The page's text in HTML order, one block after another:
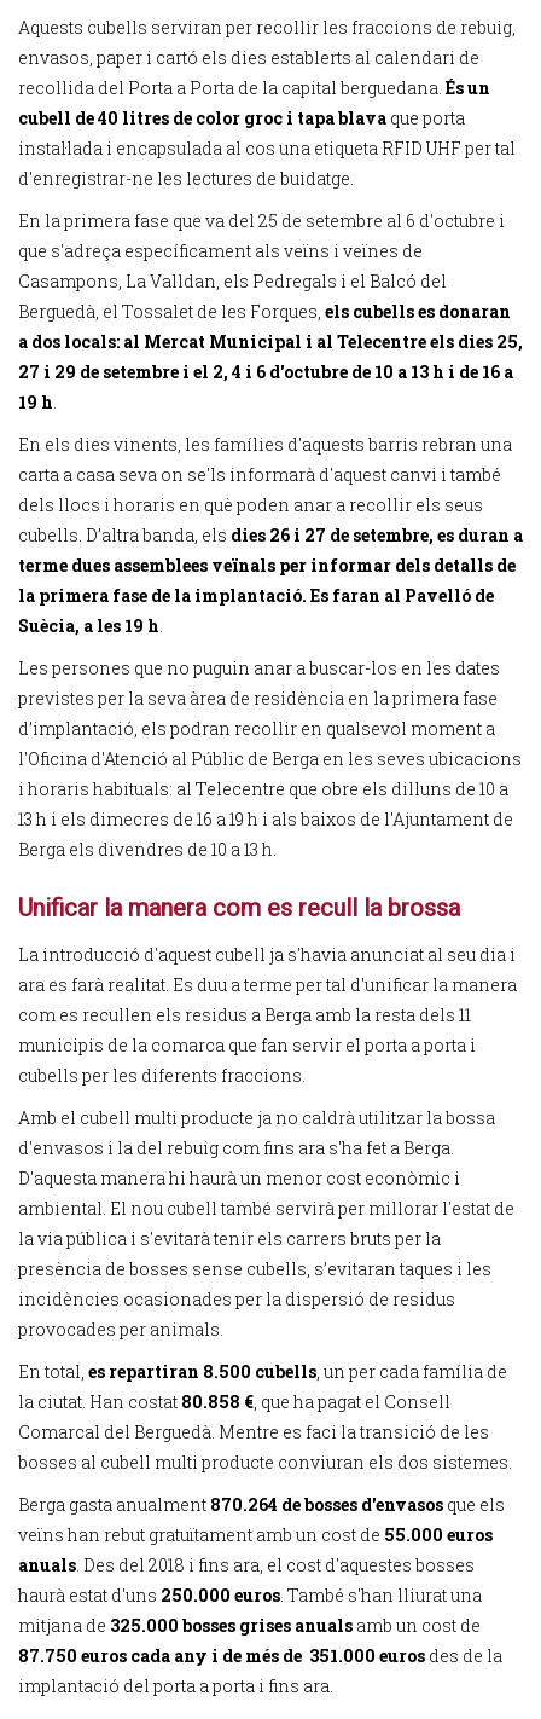
Aquests cubells serviran per recollir les fraccions de rebuig,
envasos, paper i cartó els dies establerts al calendari de
recollida del Porta a Porta de la capital berguedana. És un
cubell de 40 litres de color groc i tapa blava que porta
instal·lada i encapsulada al cos una etiqueta RFID UHF per tal
d'enregistrar-ne les lectures de buidatge.
En la primera fase que va del 25 de setembre al 6 d'octubre i
que s'adreça específicament als veïns i veïnes de
Casampons, La Valldan, els Pedregals i el Balcó del
Berguedà, el Tossalet de les Forques, els cubells es donaran
a dos locals: al Mercat Municipal i al Telecentre els dies 25,
27 i 29 de setembre i el 2, 4 i 6 d'octubre de 10 a 13 h i de 16 a
19 h.
En els dies vinents, les famílies d'aquests barris rebran una
carta a casa seva on se'ls informarà d'aquest canvi i també
dels llocs i horaris en què poden anar a recollir els seus
cubells. D’altra banda, els dies 26 i 27 de setembre, es duran a
terme dues assemblees veïnals per informar dels detalls de
la primera fase de la implantació. Es faran al Pavelló de
Suècia, a les 19 h.
Les persones que no puguin anar a buscar-los en les dates
previstes per la seva àrea de residència en la primera fase
d’implantació, els podran recollir en qualsevol moment a
l'Oficina d'Atenció al Públic de Berga en les seves ubicacions
i horaris habituals: al Telecentre que obre els dilluns de 10 a
13 h i els dimecres de 16 a 19 h i als baixos de l'Ajuntament de
Berga els divendres de 10 a 13 h.
Unificar la manera com es recull la brossa
La introducció d'aquest cubell ja s'havia anunciat al seu dia i
ara es farà realitat. Es duu a terme per tal d'unificar la manera
com es recullen els residus a Berga amb la resta dels 11
municipis de la comarca que fan servir el porta a porta i
cubells per les diferents fraccions.
Amb el cubell multi producte ja no caldrà utilitzar la bossa
d'envasos i la del rebuig com fins ara s'ha fet a Berga.
D'aquesta manera hi haurà un menor cost econòmic i
ambiental. El nou cubell també servirà per millorar l'estat de
la via pública i s'evitarà tenir els carrers bruts per la
presència de bosses sense cubells, s’evitaran taques i les
incidències ocasionades per la dispersió de residus
provocades per animals.
En total, es repartiran 8.500 cubells, un per cada família de
la ciutat. Han costat 80.858 €, que ha pagat el Consell
Comarcal del Berguedà. Mentre es faci la transició de les
bosses al cubell multi producte conviuran els dos sistemes.
Berga gasta anualment 870.264 de bosses d'envasos que els
veïns han rebut gratuïtament amb un cost de 55.000 euros
anuals. Des del 2018 i fins ara, el cost d'aquestes bosses
haurà estat d'uns 250.000 euros. També s'han lliurat una
mitjana de 325.000 bosses grises anuals amb un cost de
87.750 euros cada any i de més de 351.000 euros des de la
implantació del porta a porta i fins ara.